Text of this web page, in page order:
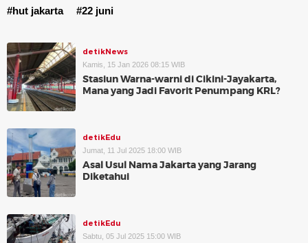
#hut jakarta
#22 juni
detikNews
Kamis, 15 Jan 2026 08:15 WIB
Stasiun Warna-warni di Cikini-Jayakarta,
Mana yang Jadi Favorit Penumpang KRL?
detikEdu
Jumat, 11 Jul 2025 18:00 WIB
Asal Usul Nama Jakarta yang Jarang
Diketahui
detikEdu
Sabtu, 05 Jul 2025 15:00 WIB